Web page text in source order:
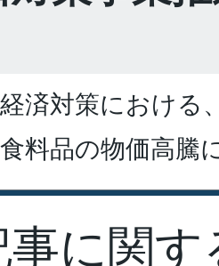
済対策における
料品の物価高騰
事に関